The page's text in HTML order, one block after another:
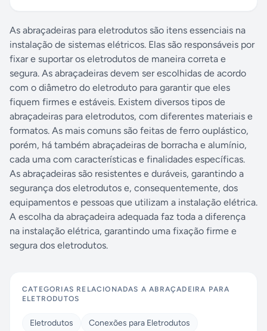
As abraçadeiras para eletrodutos são itens essenciais na
instalação de sistemas elétricos. Elas são responsáveis por
fixar e suportar os eletrodutos de maneira correta e
segura. As abraçadeiras devem ser escolhidas de acordo
com o diâmetro do eletroduto para garantir que eles
fiquem firmes e estáveis. Existem diversos tipos de
abraçadeiras para eletrodutos, com diferentes materiais e
formatos. As mais comuns são feitas de ferro ouplástico,
porém, há também abraçadeiras de borracha e alumínio,
cada uma com características e finalidades específicas.
As abraçadeiras são resistentes e duráveis, garantindo a
segurança dos eletrodutos e, consequentemente, dos
equipamentos e pessoas que utilizam a instalação elétrica.
A escolha da abraçadeira adequada faz toda a diferença
na instalação elétrica, garantindo uma fixação firme e
segura dos eletrodutos.
CATEGORIAS RELACIONADAS AABRAÇADEIRA PARA
ELETRODUTOS
Eletrodutos
Conexões para Eletrodutos